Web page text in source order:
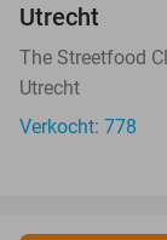
Utrecht
The Streetfood
Utrecht
Verkocht: 778